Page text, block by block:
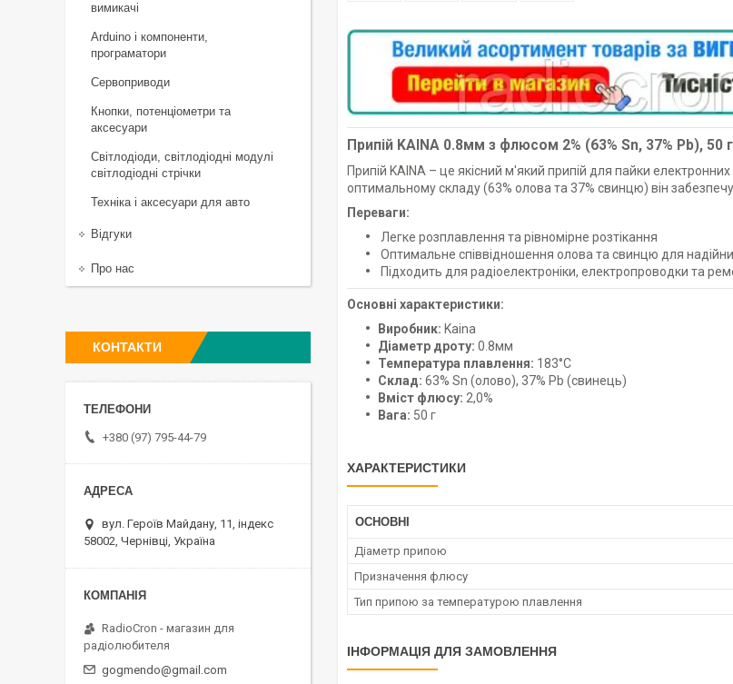
Припій KAINA 0.8мм з флюсом 2% (63% Sn, 37% Pb), 50 г
Припій KAINA – це якісний м'який припій для пайки
оптимальному складу (63% олова та 37% свинцю) він
Переваги:
Легке розплавлення та рівномірне розтікання
Оптимальне співвідношення олова та свинцю для
Підходить для радіоелектроніки, електропроводки та
Основні характеристики:
Виробник: Kaina
Діаметр дроту: 0.8мм
Температура плавлення: 183°C
Склад: 63% Sn (олово), 37% Pb (свинець)
Вміст флюсу: 2,0%
Вага: 50 г
ХАРАКТЕРИСТИКИ
ОСНОВНІ
Діаметр припою
Призначення флюсу
Тип припою за температурою плавлення
ІНФОРМАЦІЯ ДЛЯ ЗАМОВЛЕННЯ
вимикачі
Arduino і компоненти,
програматори
Сервоприводи
Кнопки, потенціометри та
аксесуари
Світлодіоди, світлодіодні модулі
світлодіодні стрічки
Техніка і аксесуари для авто
Відгуки
Про нас
КОНТАКТИ
+380 (97) 795-44-79
вул. Героїв Майдану, 11, індекс
58002, Чернівці, Україна
RadioCron - магазин для
радіолюбителя
gogmendo@gmail.com